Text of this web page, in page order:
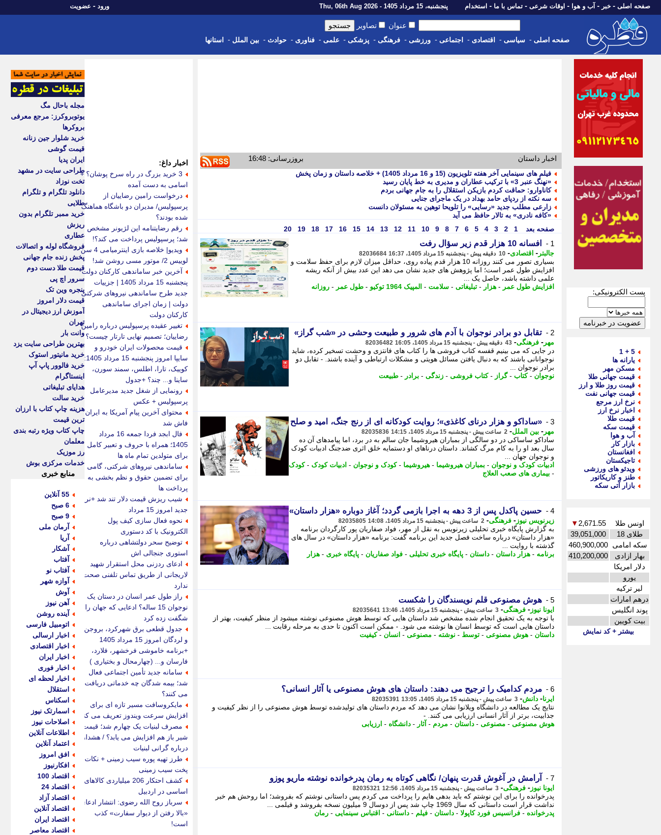
صفحه اصلی - خبر - آب و هوا - اوقات شرعی - تماس با ما - استخدام پنجشنبه، 15 مرداد 1405 - Thu, 06th Aug 2026 ورود - عضویت
عنوان تصاویر
صفحه اصلی - سیاسی - اقتصادی - اجتماعی - ورزشی - فرهنگی - پزشکی - علمی - فناوری - حوادث - بین الملل - استانها
پست الکترونیکی:
5 + 1
یارانه ها
مسکن مهر
قیمت جهانی طلا
قیمت روز طلا و ارز
قیمت جهانی نفت
نرخ ارز مرجع
اخبار نرخ ارز
قیمت طلا
قیمت سکه
آب و هوا
بازار کار
افغانستان
تاجیکستان
ویدئو های ورزشی
طنز و کاریکاتور
بازار آتی سکه
اونس طلا 2,671.55
▼
طلای 18
39,051,000
سکه امامی 460,900,000
بهار ازادی
410,200,000
دلار امریکا
یورو
لیر ترکیه
درهم امارات
پوند انگلیس
بیت کویین
بیشتر + کد نمایش
اخبار داستان بروزرسانی: 16:48
فیلم های سینمایی آخر هفته تلویزیون (15 و 16 مرداد 1405) + خلاصه داستان و زمان پخش
«نهنگ عنبر 3» با ترکیب عطاران و مدیری به خط پایان رسید
کاناوارو: حماقت کردم بازیکن استقلال را به جام جهانی بردم
سه نکته از ردپای حامد بهداد در یک ماجرای جنایی
زارعی مطلب جدید «رسایی» را تلویحا توهین به مسئولان دانست
«کافه نادری» به تالار حافظ می آید
صفحه بعد
1
2
3
4
5
6
7
8
9
10
11
12
13
14
15
16
17
18
19
20
1 - افسانه 10 هزار قدم زیر سؤال رفت
جالبتر - اقتصادی- 10 دقیقه پیش - پنجشنبه 15 مرداد 1405، 16:37 82036684
بسیاری تصور می کنند روزانه 10 هزار قدم پیاده روی، حداقل میزان لازم برای حفظ سلامت و
افزایش طول عمر است؛ اما پژوهش های جدید نشان می دهد این عدد بیش از آنکه ریشه
علمی داشته باشد، حاصل یک ...
افزایش طول عمر - هزار - تبلیغاتی - سلامت - المپیک 1964 توکیو - طول عمر - روزانه
2 - تقابل دو برادر نوجوان با آدم های شرور و طبیعت وحشی در «شب گراز»
مهر - فرهنگی- 43 دقیقه پیش - پنجشنبه 15 مرداد 1405، 16:05 82036482
در جایی که می بینیم قفسه کتاب فروشی ها را کتاب های فانتزی و وحشت تسخیر کرده، شاید
نوجوانانی باشند که به دنبال یافتن مسائل هویتی و مشکلات ارتباطی و آینده باشند. - تقابل دو
برادر نوجوان ...
نوجوان -کتاب -گراز -کتاب فروشی - زندگی - برادر - طبیعت
3 - «ساداکو و هزار درنای کاغذی»؛ روایت کودکانه ای از رنج جنگ، امید و صلح
مهر - بین الملل- 2 ساعت پیش - پنجشنبه 15 مرداد 1405، 14:15 82035836
ساداکو ساساکی در دو سالگی از بمباران هیروشیما جان سالم به در برد، اما پیامدهای آن ده
سال بعد او را به کام مرگ کشاند. داستان درناهای او دستمایه خلق اثری ضدجنگ ادبیات کودک
و نوجوان جهان ...
ادبیات کودک و نوجوان - بمباران هیروشیما - هیروشیما -کودک و نوجوان - ادبیات کودک -کودک
- بیماری های صعب العلاج
4 - حسین پاکدل پس از 3 دهه به اجرا بازمی گردد؛ آغاز دوباره «هزار داستان»
زیرنویس نیوز - فرهنگی- 2 ساعت پیش - پنجشنبه 15 مرداد 1405، 14:08 82035805
به گزارش پایگاه خبری تحلیلی زیرنویس به نقل از مهر، فواد صفاریان پور کارگردان برنامه
«هزار داستان» درباره ساخت فصل جدید این برنامه گفت: برنامه «هزار داستان» در سال های
گذشته با روایت ...
برنامه - هزار داستان - داستان - پایگاه خبری تحلیلی - فواد صفاریان - پایگاه خبری - هزار
5 - هوش مصنوعی قلم نویسندگان را شکست
ایونا نیوز - فرهنگی- 3 ساعت پیش - پنجشنبه 15 مرداد 1405، 13:46 82035641
با توجه به یک تحقیق انجام شده مشخص شد داستان هایی که توسط هوش مصنوعی نوشته میشود از منظر کیفیت، بهتر از
داستان هایی است که توسط انسان ها نوشته می شود. - ممکن است اکنون تا حدی به مرحله رقابت ...
داستان - هوش مصنوعی - توسط - نوشته - مصنوعی - انسان -کیفیت
6 - مردم کدامیک را ترجیح می دهند: داستان های هوش مصنوعی یا آثار انسانی؟
ایرنا- دانش- 3 ساعت پیش - پنجشنبه 15 مرداد 1405، 13:05 82035391
نتایج یک مطالعه در دانشگاه ویلانوا نشان می دهد که مردم داستان های تولیدشده توسط هوش مصنوعی را از نظر کیفیت و
جذابیت، برتر از آثار انسانی ارزیابی می کنند. -
هوش مصنوعی - مصنوعی - داستان - مردم - آثار - دانشگاه - ارزیابی
7 - آرامش در آغوش قدرت پنهان/ نگاهی کوتاه به رمان پدرخوانده نوشته ماریو پوزو
ایونا نیوز - فرهنگی- 3 ساعت پیش - پنجشنبه 15 مرداد 1405، 12:56 82035321
پدرخوانده را برای این نوشتم که باید بدهی هایم را پرداخت می کردم پس داستانی نوشتم که بفروشد؛ اما روحش هم خبر
نداشت قرار است داستانی که سال 1969 چاپ شد پس از دوسال 9 میلیون نسخه بفروشد و فیلمی ...
پدرخوانده - فرانسیس فورد کاپولا - داستان - فیلم - داستانی - اقتباس سینمایی - رمان
اخبار داغ:
3 خرید بزرگ در راه سرخ پوشان؟ +
اسامی به دست آمده
درخواست رامین رضاییان از
پرسپولیس/ مدیران دو باشگاه هماهنگ
شده بودند؟
رقم رضایتنامه این لژیونر مشخص
شد؛ پرسپولیس پرداخت می کند؟!
ویدیو| خلاصه بازی اینترمیامی 4 سن
لوییس 2/ موتور مسی روشن شد!
آخرین خبر ساماندهی کارکنان دولت
پنجشنبه 15 مرداد 1405 | جزییات
جدید طرح ساماندهی نیروهای شرکتی
دولت | زمان اجرای ساماندهی
کارکنان دولت
تغییر عقیده پرسپولیس درباره رامین
رضاییان؛ تصمیم نهایی تارتار چیست؟
قیمت محصولات ایران خودرو و
سایپا امروز پنجشنبه 15 مرداد 1405:
کوییک، تارا، اطلس، سمند سورن،
ساینا و... چند؟ +جدول
رونمایی از شغل جدید مدیرعامل
پرسپولیس + عکس
محتوای آخرین پیام آمریکا به ایران
فاش شد
فال ابجد فردا جمعه 16 مرداد
1405؛ همراه با حروف و تعبیر کامل
برای متولدین تمام ماه ها
ساماندهی نیروهای شرکتی، گامی
برای تضمین حقوق و نظم بخشی به
پرداخت ها
شیب ریزش قیمت دلار تند شد +نرخ
جدید امروز 15 مرداد
نحوه فعال سازی کیف پول
الکترونیک با کد دستوری
توضیح سحر دولتشاهی درباره
استوری جنجالی اش
ادعای ردزنی محل استقرار شهید
لاریجانی از طریق تماس تلفنی صحت
ندارد
راز طول عمر انسان در دستان یک
نوجوان 15 ساله؟ ادعایی که جهان را
شگفت زده کرد
جدول قطعی برق شهرکرد، بروجن
و لردگان امروز 15 مرداد 1405
+برنامه خاموشی فرخشهر، فلارد،
فارسان و... (چهارمحال و بختیاری )
سامانه جدید تأمین اجتماعی فعال
شد؛ بیمه شدگان چه خدماتی دریافت
می کنند؟
مایکروسافت مسیر تازه ای برای
افزایش سرعت ویندوز تعریف می کند
مصرف لبنیات یک چهارم شد؛ قیمت
شیر باز هم افزایش می یابد؟ / هشدار
درباره گرانی لبنیات
طرز تهیه پوره سیب زمینی + نکات
پخت سیب زمینی
کشف احتکار 206 میلیاردی کالاهای
اساسی در اردبیل
سرباز روح الله رضوی: انتشار ادعای
«بالا رفتن از دیوار سفارت» کذب
است!
مجله باحال مگ
یوتوبروکرز: مرجع معرفی
بروکرها
خرید شلوار جین زنانه
قیمت گوشی
ایران پدیا
طراحی سایت در مشهد
تخت نوزاد
دانلود تلگرام و تلگرام
طلایی
خرید ممبر تلگرام بدون
ریزش
عطاری
فروشگاه لوله و اتصالات
پخش زنده جام جهانی
قیمت طلا دست دوم
سرور اچ پی
پنجره وین تک
قیمت دلار امروز
آموزش ارز دیجیتال در
تهران
وانت بار
بهترین طراحی سایت یزد
خرید مانیتور استوک
خرید فالوور پاپ آپ
اینستاگرام
هدایای تبلیغاتی
خرید سالت
هزینه چاپ کتاب با ارزان
ترین قیمت
چاپ کتاب ویژه رتبه بندی
معلمان
رز موزیک
خدمات مرکزی بوش
منابع خبری
55 آنلاین
6 صبح
9 صبح
آرمان ملی
آریا
آشکار
آفتاب
آفتاب نو
آوازه شهر
آوش
آهن نیوز
آینده روشن
اتومبیل فارسی
اخبار ارسالی
اخبار اقتصادی
اخبار ایران
اخبار فوری
اخبار لحظه ای
استقلال
اسکناس
اسمارتک نیوز
اصلاحات نیوز
اطلاعات آنلاین
اعتماد آنلاین
افق امروز
افکارنیوز
اقتصاد 100
اقتصاد 24
اقتصاد آزاد
اقتصاد آنلاین
اقتصاد ایران
اقتصاد معاصر